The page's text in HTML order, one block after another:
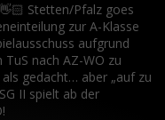
Stetten/Pfalz goes
zur A-Klasse
aufgrund
nach AZ-WO zu
gedacht… aber „auf zu
II spielt ab der